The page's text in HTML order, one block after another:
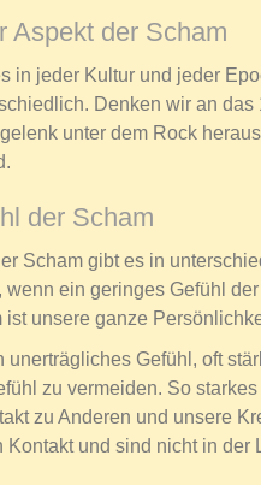
Aspekt der Scham
in jeder Kultur und jeder
Denken wir an
unter dem Rock
der Scham
Scham gibt es in
wenn ein geringes Gefühl
ist unsere ganze
unerträgliches Gefühl, oft
zu vermeiden. So
zu Anderen und unsere
Kontakt und sind nicht in der